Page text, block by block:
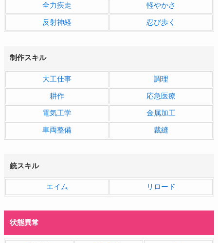
全力疾走 軽やかさ
反射神経 忍び歩く
制作スキル
大工仕事 調理
耕作 応急医療
電気工学 金属加工
車両整備 裁縫
銃スキル
エイム リロード
状態異常